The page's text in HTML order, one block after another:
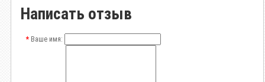
Написать отзыв
Ваше имя: